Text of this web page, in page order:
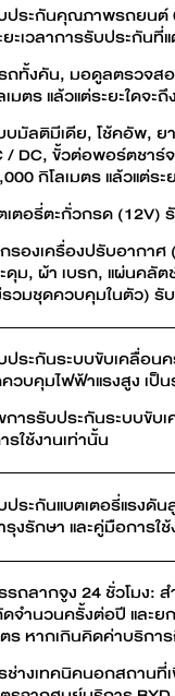
ประกันคุณภาพรถยนต์
ะเวลาการรับประกัน
ถทั้งคัน, มอดูลตรวจส
เมตร แล้วแต่ระยะใดจะ
บมัลติมีเดีย, โช้คอัพ,
/ DC, ขั้วต่อพอร์ตชา
กิโลเมตร แล้วแต่ระ
เตอรี่ตะกั่วกรด (12V)
รองเครื่องปรับอากา
ดุม, ผ้า เบรก, แผ่นคลั
วมชุดควบคุมในตัว) รั
ประกันระบบขับเคลื่อ
วบคุมไฟฟ้าแรงสูง เป็
การรับประกันระบบขั
ใช้งานเท่านั้น
ประกันแบตเตอรี่แรงดั
งรักษา และคู่มือการใช้
ถลากจูง 24 ชั่วโมง:
ดจำนวนครั้งต่อปี และ
ร หากเกินคิดค่าบริกา
างเทคนิคนอกสถานที่